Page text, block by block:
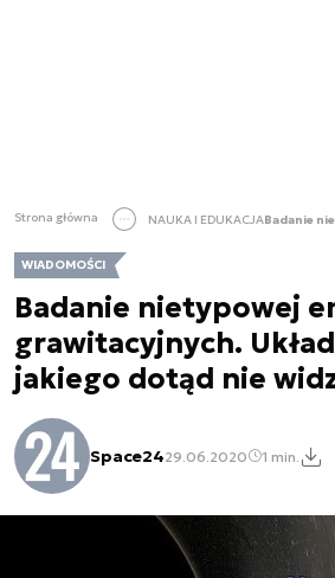
Strona główna NAUKA I EDUKACJA
WIADOMOŚCI
Badanie nietypowej
grawitacyjnych.
jakiego dotąd nie
Space2429.06.2020 1 min.